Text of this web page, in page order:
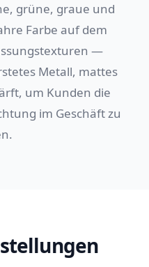
grüne, graue und
Farbe auf dem
—
Metall, mattes
um Kunden die
im Geschäft zu